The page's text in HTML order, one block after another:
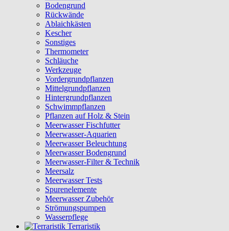
Bodengrund
Rückwände
Ablaichkästen
Kescher
Sonstiges
Thermometer
Schläuche
Werkzeuge
Vordergrundpflanzen
Mittelgrundpflanzen
Hintergrundpflanzen
Schwimmpflanzen
Pflanzen auf Holz & Stein
Meerwasser Fischfutter
Meerwasser-Aquarien
Meerwasser Beleuchtung
Meerwasser Bodengrund
Meerwasser-Filter & Technik
Meersalz
Meerwasser Tests
Spurenelemente
Meerwasser Zubehör
Strömungspumpen
Wasserpflege
Terraristik